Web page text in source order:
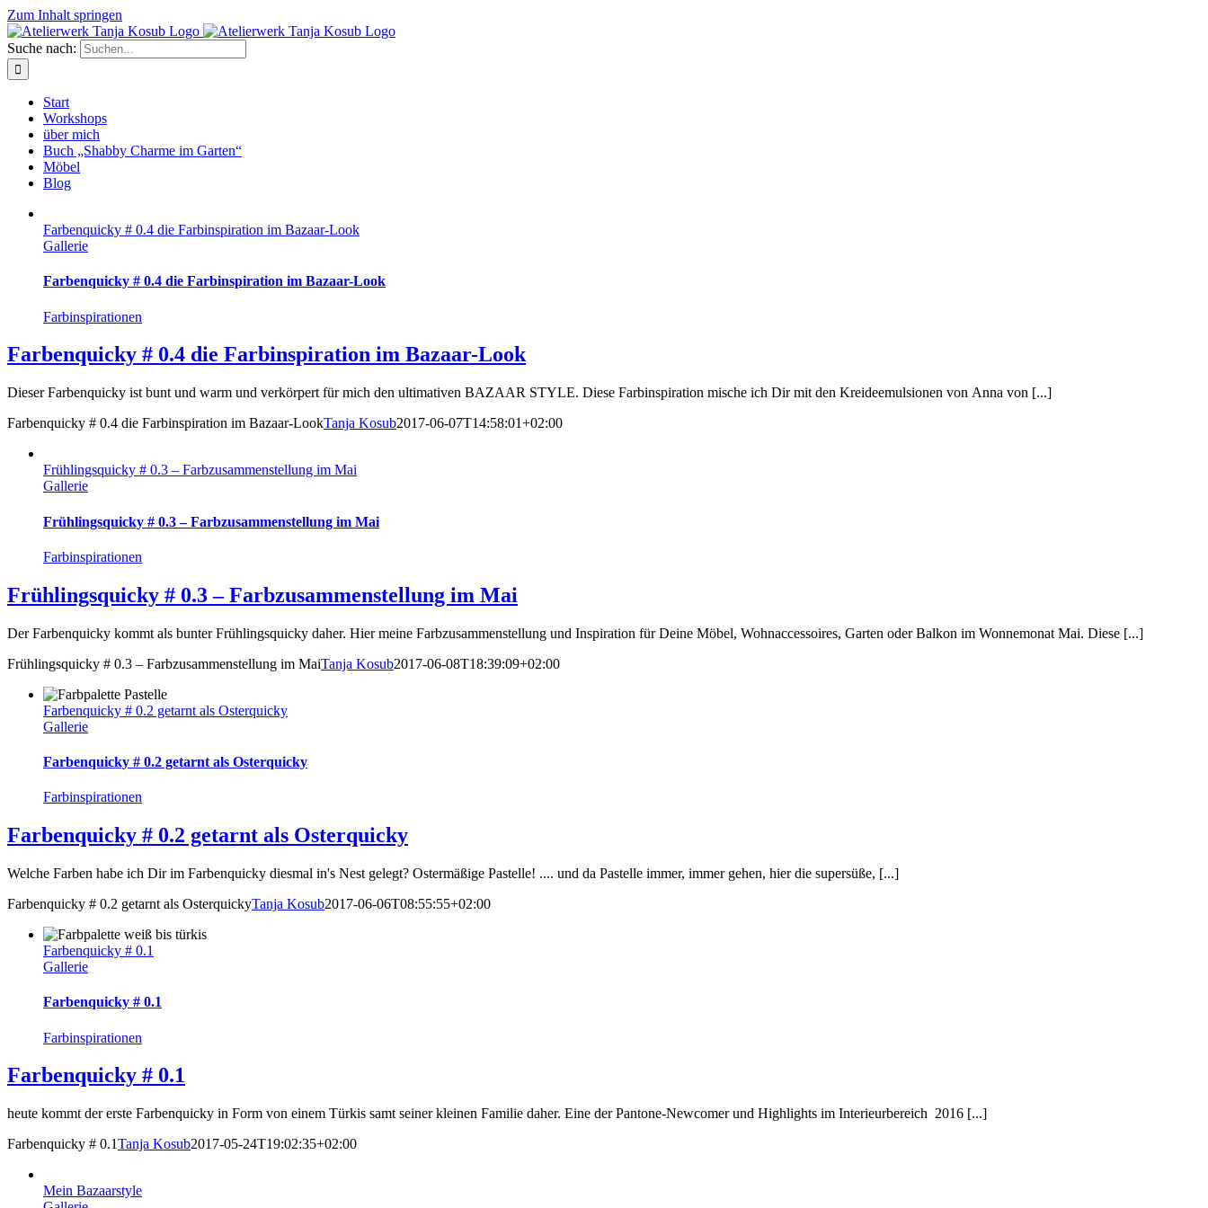
Zum Inhalt springen
Suche nach:
Start
Workshops
über mich
Buch „Shabby Charme im Garten“
Möbel
Blog
Farbenquicky # 0.4 die Farbinspiration im Bazaar-Look
Gallerie
Farbenquicky # 0.4 die Farbinspiration im Bazaar-Look
Farbinspirationen
Farbenquicky # 0.4 die Farbinspiration im Bazaar-Look
Dieser Farbenquicky ist bunt und warm und verkörpert für mich den ultimativen BAZAAR STYLE. Diese Farbinspiration mische ich Dir mit den Kreideemulsionen von Anna von [...]
Farbenquicky # 0.4 die Farbinspiration im Bazaar-LookTanja Kosub2017-06-07T14:58:01+02:00
Frühlingsquicky # 0.3 – Farbzusammenstellung im Mai
Gallerie
Frühlingsquicky # 0.3 – Farbzusammenstellung im Mai
Farbinspirationen
Frühlingsquicky # 0.3 – Farbzusammenstellung im Mai
Der Farbenquicky kommt als bunter Frühlingsquicky daher. Hier meine Farbzusammenstellung und Inspiration für Deine Möbel, Wohnaccessoires, Garten oder Balkon im Wonnemonat Mai. Diese [...]
Frühlingsquicky # 0.3 – Farbzusammenstellung im MaiTanja Kosub2017-06-08T18:39:09+02:00
Farbenquicky # 0.2 getarnt als Osterquicky
Gallerie
Farbenquicky # 0.2 getarnt als Osterquicky
Farbinspirationen
Farbenquicky # 0.2 getarnt als Osterquicky
Welche Farben habe ich Dir im Farbenquicky diesmal in's Nest gelegt? Ostermäßige Pastelle! .... und da Pastelle immer, immer gehen, hier die supersüße, [...]
Farbenquicky # 0.2 getarnt als OsterquickyTanja Kosub2017-06-06T08:55:55+02:00
Farbenquicky # 0.1
Gallerie
Farbenquicky # 0.1
Farbinspirationen
Farbenquicky # 0.1
heute kommt der erste Farbenquicky in Form von einem Türkis samt seiner kleinen Familie daher. Eine der Pantone-Newcomer und Highlights im Interieurbereich 2016 [...]
Farbenquicky # 0.1Tanja Kosub2017-05-24T19:02:35+02:00
Mein Bazaarstyle